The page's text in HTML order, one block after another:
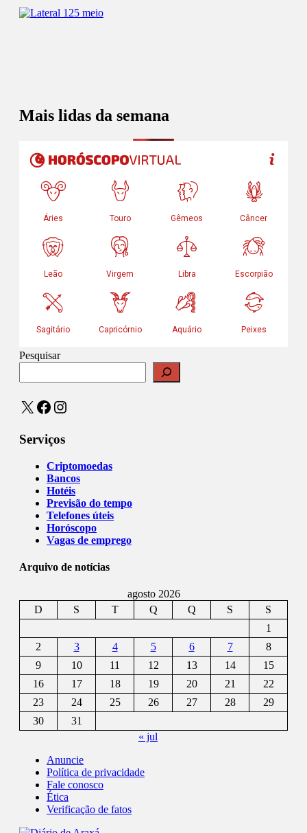
Mais lidas da semana
Pesquisar
X Facebook
Instagram
Serviços
Criptomoedas
Bancos
Hotéis
Previsão do tempo
Telefones úteis
Horóscopo
Vagas de emprego
Arquivo de notícias
agosto 2026
D
S T Q Q S
S
1
2
3 4 5 6 7
8
9
10 11 12 13 14
15
16
17 18 19 20 21
22
23
24 25 26 27 28
29
30
31
« jul
Anuncie
Política de privacidade
Fale conosco
Ética
Verificação de fatos